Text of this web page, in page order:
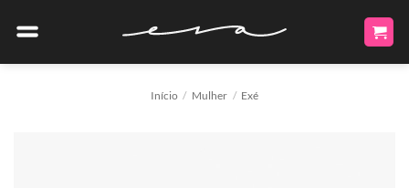
Início / Mulher / Exé